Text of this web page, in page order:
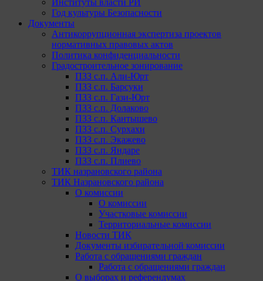
Институты власти РИ
Год культуры Безопасности
Документы
Антикоррупционная экспертиза проектов
нормативных правовых актов
Политика конфиденциальности
Градостроительное зонирование
ПЗЗ с.п. Али-Юрт
ПЗЗ с.п. Барсуки
ПЗЗ с.п. Гази-Юрт
ПЗЗ с.п. Долаково
ПЗЗ с.п. Кантышево
ПЗЗ с.п. Сурхахи
ПЗЗ с.п. Экажево
ПЗЗ с.п. Яндаре
ПЗЗ с.п. Плиево
ТИК назрановского района
ТИК Назрановского района
О комиссии
О комиссии
Участковые комиссии
Территориальные комиссии
Новости ТИК
Документы избирательной комиссии
Работа с обращениями граждан
Работа с обращениями граждан
О выборах и референдумах